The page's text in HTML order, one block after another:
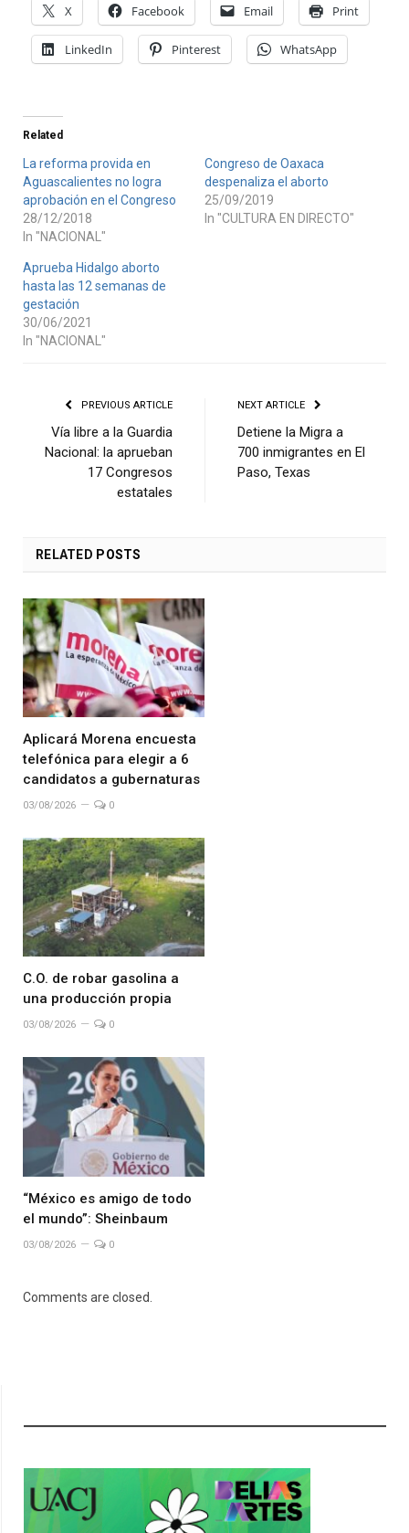
X Facebook Email Print
LinkedIn Pinterest WhatsApp
Related
La reforma provida en
Aguascalientes no logra
aprobación en el Congreso
28/12/2018
In "NACIONAL"
Congreso de Oaxaca
despenaliza el aborto
25/09/2019
In "CULTURA EN DIRECTO"
Aprueba Hidalgo aborto
hasta las 12 semanas de
gestación
30/06/2021
In "NACIONAL"
PREVIOUS ARTICLE
Vía libre a la Guardia
Nacional: la aprueban
17 Congresos
estatales
NEXT ARTICLE
Detiene la Migra a
700 inmigrantes en El
Paso, Texas
RELATED POSTS
Aplicará Morena encuesta
telefónica para elegir a 6
candidatos a gubernaturas
03/08/2026 0
C.O. de robar gasolina a
una producción propia
03/08/2026 0
“México es amigo de todo
el mundo”: Sheinbaum
03/08/2026 0
Comments are closed.